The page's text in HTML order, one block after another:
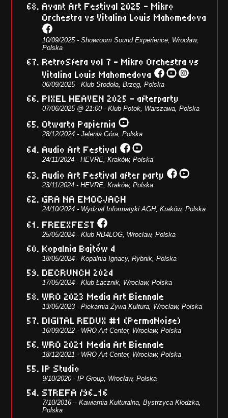
Avant Art Festival 2025 - Mikro
Orchestra vs Vitalina Louis Mahomedova
10/09/2025 - Showroom Sound Experience, Wrocław,
Polska
RetroSfera vol 7 - Mikro Orchestra vs
Vitalina Louis Mahomedova
06/09/2025 - Klub Stodoła, Brzeg, Polska
PIXEL HEAVEN 2025 - afterparty
07/06/2025 @ 21:00 - Klub Potok, Warszawa, Polska
Otwarta Papiernia
28/12/2024 - Jelenia Góra, Polska
Audio Art Festival
24/11/2024 - HEVRE, Kraków, Polska
Audio Art Festival after party
23/11/2024 - HEVRE, Kraków, Polska
GRA NA EMOCJACH
24/10/2024 - Wydzial Informatyki AGH, Kraków, Polska
FREEXFEST
25/05/2024 - Klub RB4LOG, Wrocław, Polska
Kopalnia Bajtów 4
18/05/2024 - Kopalnia Ignacy, Rybnik, Polska
DECRUNCH 2024
17/05/2024 - Klub Łącznik, Wrocław, Polska
WRO 2023 Media Art Biennale
13/05/2023 - Piekarnia Żywa Kultura, Wrocław, Polska
DIGITAL REDUX #1 (PermaNoise)
16/09/2022 - WRO Art Center, Wrocław, Polska
WRO 2021 Media Art Biennale
18/12/2021 - WRO Art Center, Wrocław, Polska
IP Studio
9/10/2020 - IP Group, Wrocław, Polska
STREFA /96_16
7/10/2016 – Kawiarnia Kulturalna, Bystrzyca Kłodzka,
Polska